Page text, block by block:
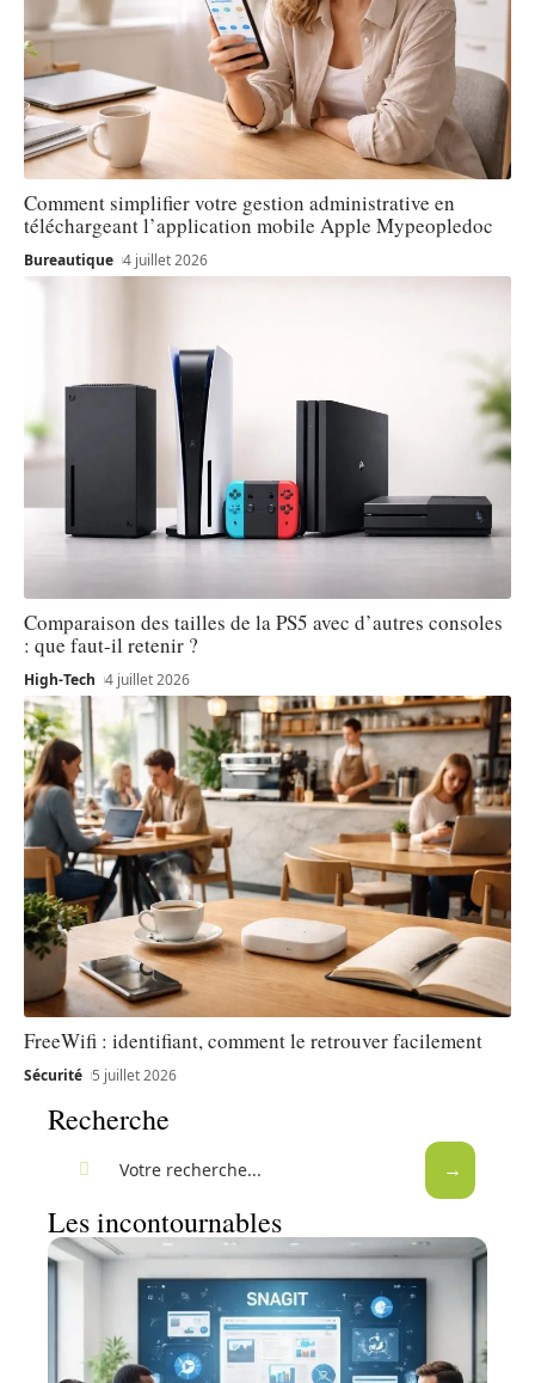
Comment simplifier votre gestion administrative en
téléchargeant l’application mobile Apple Mypeopledoc
Bureautique 4 juillet 2026
Comparaison des tailles de la PS5 avec d’autres consoles
: que faut-il retenir ?
High-Tech 4 juillet 2026
FreeWifi : identifiant, comment le retrouver facilement
Sécurité 5 juillet 2026
Recherche
Les incontournables